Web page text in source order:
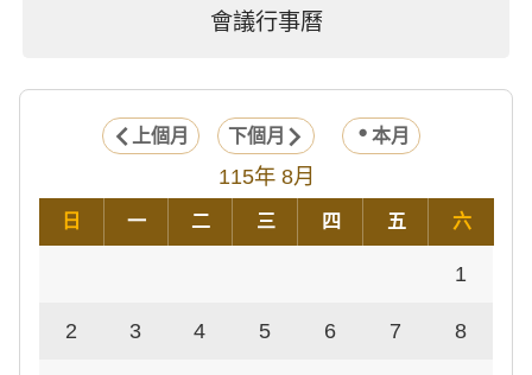
會議行事曆
上個月 下個月 本月
115年 8月
日 一 二 三 四 五 六
1
2 3 4 5 6 7 8